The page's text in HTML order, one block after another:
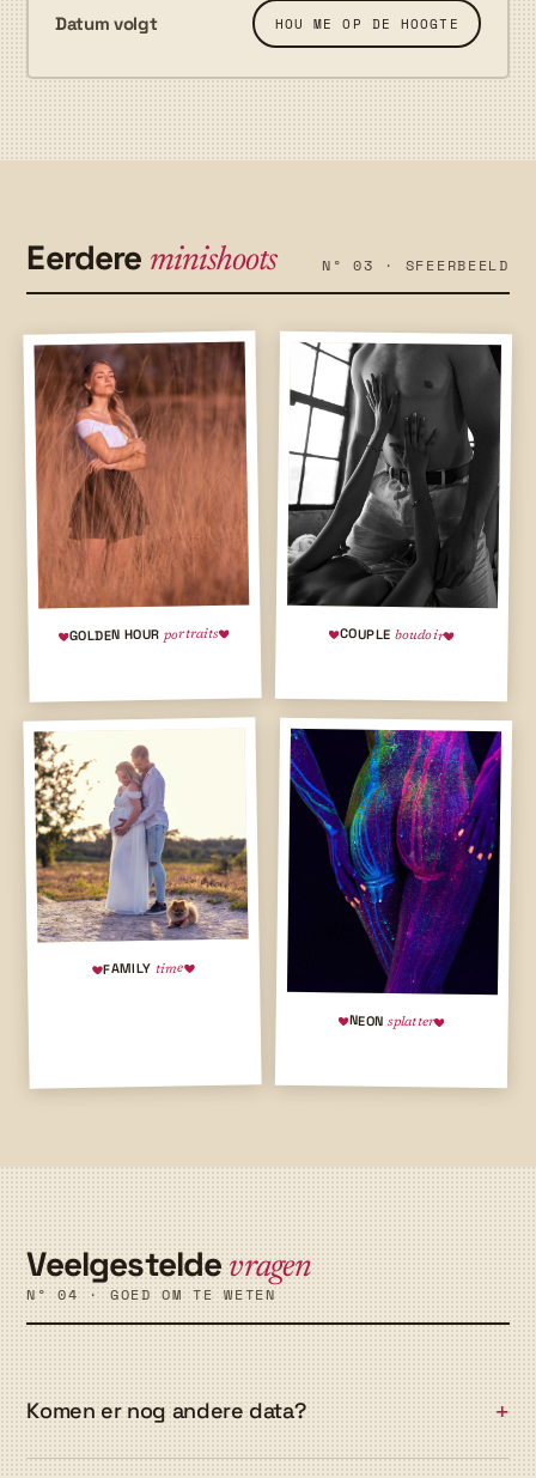
Datum volgt HOU ME OP DE HOOGTE
Eerdere minishoots Nº 03 · SFEERBEELD
GOLDEN HOURportraits COUPLEboudoir
FAMILY time
NEONsplatter
Veelgestelde vragen
Nº 04 · GOED OM TE WETEN
Komen er nog andere data?